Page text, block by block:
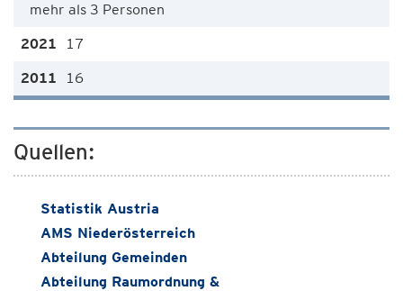
mehr als 3 Personen
17
16
Quellen:
Statistik Austria
AMS Niederösterreich
Abteilung Gemeinden
Abteilung Raumordnung &